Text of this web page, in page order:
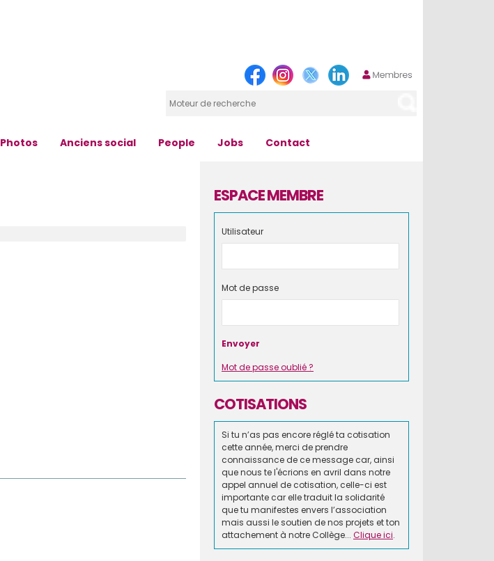
Photos Anciens social People Jobs Contact
ESPACE MEMBRE
Utilisateur
Mot de passe
Mot de passe oublié ?
COTISATIONS
Si tu n’as pas encore réglé ta cotisation
cette année, merci de prendre
connaissance de ce message car, ainsi
que nous te l'écrions en avril dans notre
appel annuel de cotisation, celle-ci est
importante car elle traduit la solidarité
que tu manifestes envers l’association
mais aussi le soutien de nos projets et ton
attachement à notre Collège... Clique ici.